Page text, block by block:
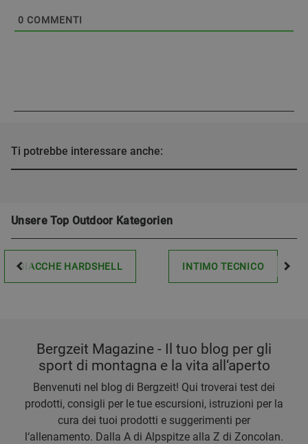
0 COMMENTI
Ti potrebbe interessare anche:
Unsere Top Outdoor Kategorien
GIACCHE HARDSHELL INTIMO TECNICO
Bergzeit Magazine - Il tuo blog per gli
sport di montagna e la vita all‘aperto
Benvenuti nel blog di Bergzeit! Qui troverai test dei
prodotti, consigli per le tue escursioni, istruzioni per la
cura dei tuoi prodotti e suggerimenti per
l‘allenamento. Dalla A di Alpspitze alla Z di Zoncolan.